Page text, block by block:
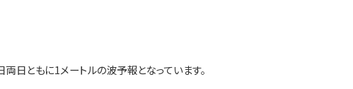
日ともに1メートルの波予報となっています。